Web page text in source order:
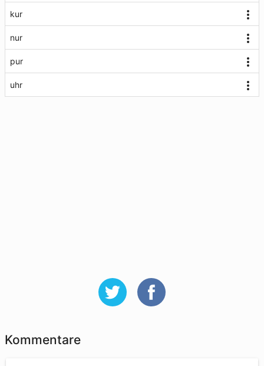
kur
nur
pur
uhr
Kommentare